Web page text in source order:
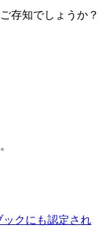
存知でしょうか？
クにも認定され